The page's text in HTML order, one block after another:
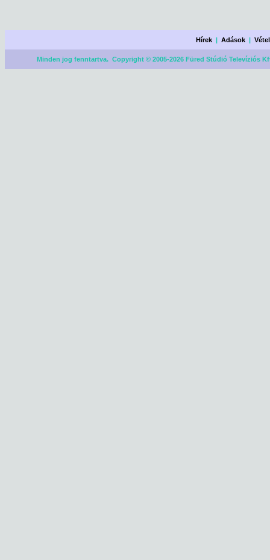
Hírek |Adások |
Minden jog fenntartva. Copyright © 2005-2026 Füred Stúdió Televíziós